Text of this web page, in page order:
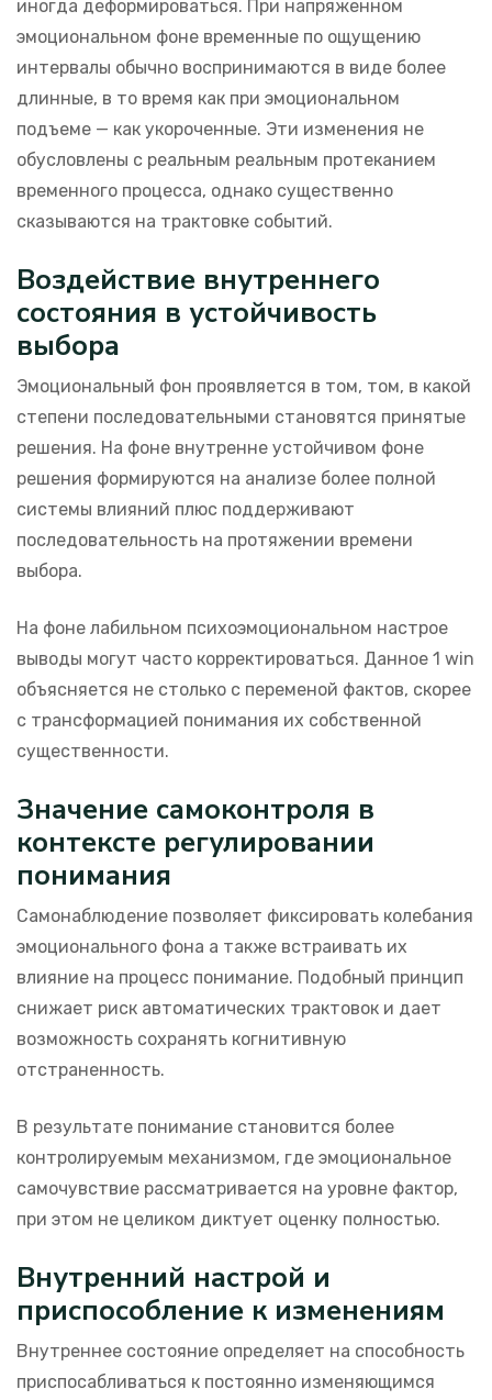
иногда деформироваться. При напряженном
эмоциональном фоне временные по ощущению
интервалы обычно воспринимаются в виде более
длинные, в то время как при эмоциональном
подъеме — как укороченные. Эти изменения не
обусловлены с реальным реальным протеканием
временного процесса, однако существенно
сказываются на трактовке событий.
Воздействие внутреннего
состояния в устойчивость
выбора
Эмоциональный фон проявляется в том, том, в какой
степени последовательными становятся принятые
решения. На фоне внутренне устойчивом фоне
решения формируются на анализе более полной
системы влияний плюс поддерживают
последовательность на протяжении времени
выбора.
На фоне лабильном психоэмоциональном настрое
выводы могут часто корректироваться. Данное 1 win
объясняется не столько с переменой фактов, скорее
с трансформацией понимания их собственной
существенности.
Значение самоконтроля в
контексте регулировании
понимания
Самонаблюдение позволяет фиксировать колебания
эмоционального фона а также встраивать их
влияние на процесс понимание. Подобный принцип
снижает риск автоматических трактовок и дает
возможность сохранять когнитивную
отстраненность.
В результате понимание становится более
контролируемым механизмом, где эмоциональное
самочувствие рассматривается на уровне фактор,
при этом не целиком диктует оценку полностью.
Внутренний настрой и
приспособление к изменениям
Внутреннее состояние определяет на способность
приспосабливаться к постоянно изменяющимся